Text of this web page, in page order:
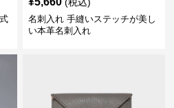
名刺入れ 手縫いステッチが美し
い本革名刺入れ